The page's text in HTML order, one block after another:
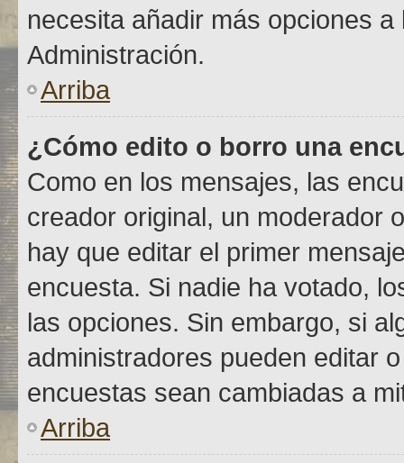
necesita añadir más opciones
Administración.
Arriba
¿Cómo edito o borro una
Como en los mensajes, las
creador original, un moderador
hay que editar el primer
encuesta. Si nadie ha votado,
las opciones. Sin embargo, si
administradores pueden editar
encuestas sean cambiadas a
Arriba